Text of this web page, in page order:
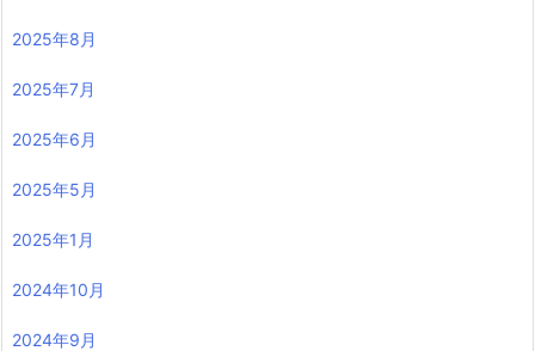
2025年8月
2025年7月
2025年6月
2025年5月
2025年1月
2024年10月
2024年9月